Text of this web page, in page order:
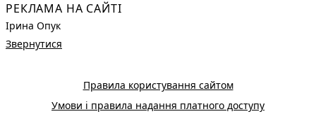
РЕКЛАМА НА САЙТІ
Ірина Опук
Звернутися
Правила користування сайтом
Умови і правила надання платного доступу